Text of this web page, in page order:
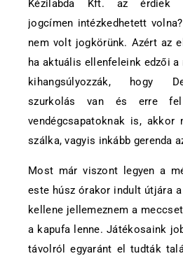
Kézilabda Kft. az érdiek
jogcímen intézkedhetett
nem volt jogkörünk. Azért az
ha aktuális ellenfeleink edzői
kihangsúlyozzák, hogy
szurkolás van és erre
vendégcsapatoknak is, akkor
szálka, vagyis inkább gerenda
Most már viszont legyen a
este húsz órakor indult útjára a
kellene jellemeznem a
a kapufa lenne. Játékosaink
távolról egyaránt el tudták